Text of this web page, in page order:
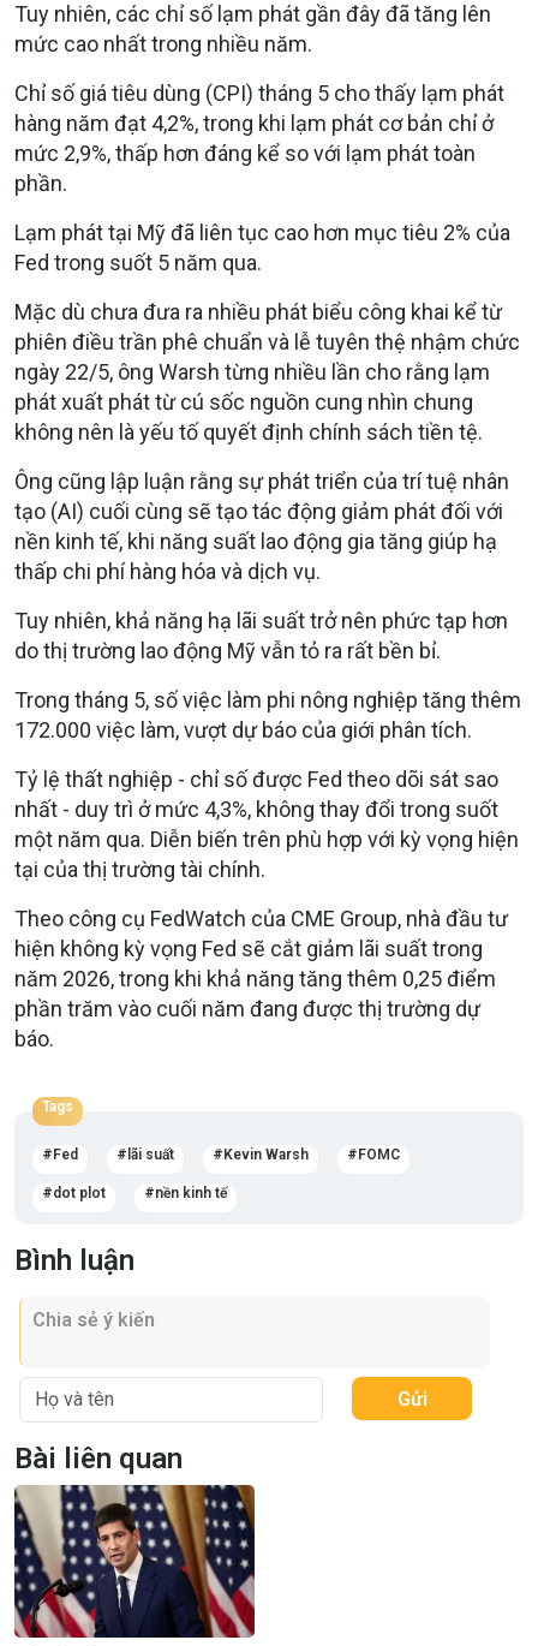
Tuy nhiên, các chỉ số lạm phát gần đây đã tăng lên
mức cao nhất trong nhiều năm.
Chỉ số giá tiêu dùng (CPI) tháng 5 cho thấy lạm phát
hàng năm đạt 4,2%, trong khi lạm phát cơ bản chỉ ở
mức 2,9%, thấp hơn đáng kể so với lạm phát toàn
phần.
Lạm phát tại Mỹ đã liên tục cao hơn mục tiêu 2% của
Fed trong suốt 5 năm qua.
Mặc dù chưa đưa ra nhiều phát biểu công khai kể từ
phiên điều trần phê chuẩn và lễ tuyên thệ nhậm chức
ngày 22/5, ông Warsh từng nhiều lần cho rằng lạm
phát xuất phát từ cú sốc nguồn cung nhìn chung
không nên là yếu tố quyết định chính sách tiền tệ.
Ông cũng lập luận rằng sự phát triển của trí tuệ nhân
tạo (AI) cuối cùng sẽ tạo tác động giảm phát đối với
nền kinh tế, khi năng suất lao động gia tăng giúp hạ
thấp chi phí hàng hóa và dịch vụ.
Tuy nhiên, khả năng hạ lãi suất trở nên phức tạp hơn
do thị trường lao động Mỹ vẫn tỏ ra rất bền bỉ.
Trong tháng 5, số việc làm phi nông nghiệp tăng thêm
172.000 việc làm, vượt dự báo của giới phân tích.
Tỷ lệ thất nghiệp - chỉ số được Fed theo dõi sát sao
nhất - duy trì ở mức 4,3%, không thay đổi trong suốt
một năm qua. Diễn biến trên phù hợp với kỳ vọng hiện
tại của thị trường tài chính.
Theo công cụ FedWatch của CME Group, nhà đầu tư
hiện không kỳ vọng Fed sẽ cắt giảm lãi suất trong
năm 2026, trong khi khả năng tăng thêm 0,25 điểm
phần trăm vào cuối năm đang được thị trường dự
báo.
Tags
Fed lãi suất Kevin Warsh FOMC
dot plot nền kinh tế
Bài liên quan
Bình luận
Gửi